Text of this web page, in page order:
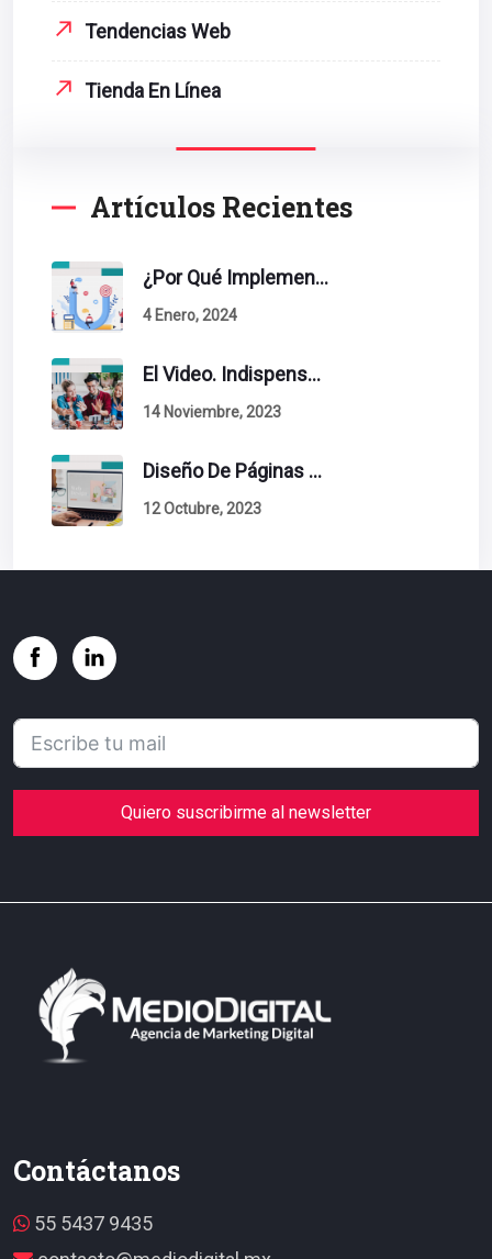
Tendencias Web
Tienda En Línea
Artículos Recientes
¿Por Qué Implementar La Metodología Inbound Marketing En Tu Empresa?
4 Enero, 2024
El Video. Indispensable En Tu Estrategia De Contenidos.
14 Noviembre, 2023
Diseño De Páginas Web. Esto Debe Tener Un Sitio Exitoso.
12 Octubre, 2023
Quiero suscribirme al newsletter
Contáctanos
55 5437 9435